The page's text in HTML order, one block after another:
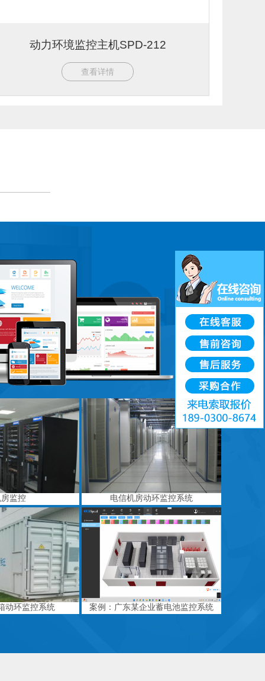
动力环境监控主机SPD-212
查看详情
监控 电信机房动环监控系统
动环监控系统 案例：广东某企业蓄电池监控系统